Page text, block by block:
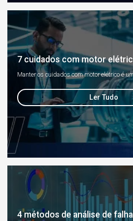
7 cuidados com motor
Manter os cuidados com motor elétrico é
Ler Tudo
4 métodos de análise de